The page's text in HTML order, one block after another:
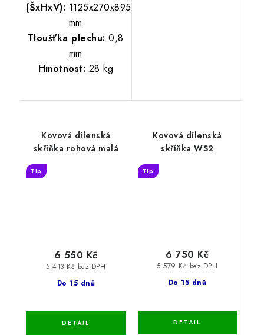
(ŠxHxV): 1125x270x895
mm
Tloušťka plechu: 0,8
mm
Hmotnost: 28 kg
Kovová dílenská
skříňka rohová malá
Tip
Do 15 dnů
5 413 Kč bez DPH
6 550 Kč
Kovová dílenská
skříňka WS2
Tip
Do 15 dnů
5 579 Kč bez DPH
6 750 Kč